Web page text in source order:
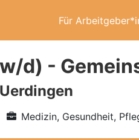
Für
d) -
Medizin, Gesundheit,